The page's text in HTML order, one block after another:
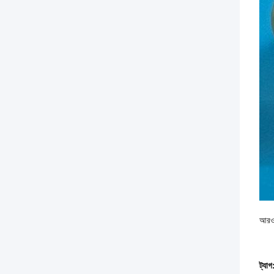
আরও
ট্যাগ: